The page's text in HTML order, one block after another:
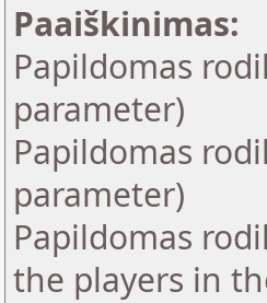
Paaiškinimas:
Papildomas
parameter)
Papildomas
parameter)
Papildomas
the players in